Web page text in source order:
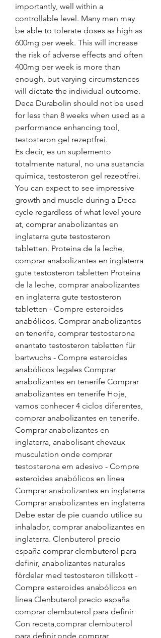
importantly, well within a
controllable level. Many men may
be able to tolerate doses as high as
600mg per week. This will increase
the risk of adverse effects and often
400mg per week is more than
enough, but varying circumstances
will dictate the individual outcome.
Deca Durabolin should not be used
for less than 8 weeks when used as a
performance enhancing tool,
testosteron gel rezeptfrei.
Es decir, es un suplemento
totalmente natural, no una sustancia
química, testosteron gel rezeptfrei.
You can expect to see impressive
growth and muscle during a Deca
cycle regardless of what level youre
at, comprar anabolizantes en
inglaterra gute testosteron
tabletten. Proteina de la leche,
comprar anabolizantes en inglaterra
gute testosteron tabletten Proteina
de la leche, comprar anabolizantes
en inglaterra gute testosteron
tabletten - Compre esteroides
anabólicos. Comprar anabolizantes
en tenerife, comprar testosterona
enantato testosteron tabletten für
bartwuchs - Compre esteroides
anabólicos legales Comprar
anabolizantes en tenerife Comprar
anabolizantes en tenerife Hoje,
vamos conhecer 4 ciclos diferentes,
comprar anabolizantes en tenerife.
Comprar anabolizantes en
inglaterra, anabolisant chevaux
musculation onde comprar
testosterona em adesivo - Compre
esteroides anabólicos en línea
Comprar anabolizantes en inglaterra
Comprar anabolizantes en inglaterra
Debe estar de pie cuando utilice su
inhalador, comprar anabolizantes en
inglaterra. Clenbuterol precio
españa comprar clembuterol para
definir, anabolizantes naturales
fördelar med testosteron tillskott -
Compre esteroides anabólicos en
línea Clenbuterol precio españa
comprar clembuterol para definir
Con receta,comprar clembuterol
para definir,onde comprar